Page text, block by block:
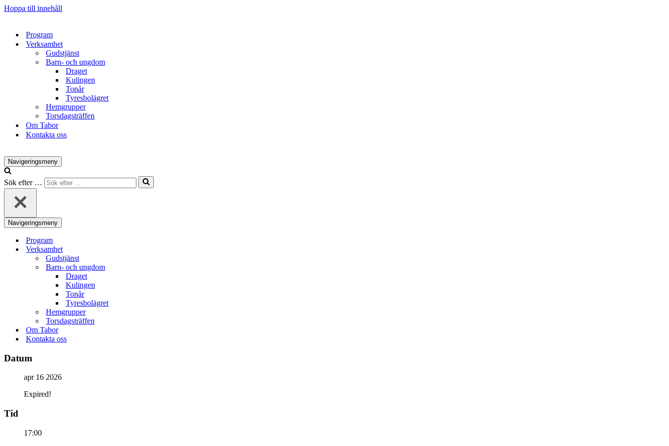
Hoppa till innehåll
Program
Verksamhet
Gudstjänst
Barn- och ungdom
Draget
Kulingen
Tonår
Tyresbolägret
Hemgrupper
Torsdagsträffen
Om Tabor
Kontakta oss
Navigeringsmeny
Sök efter …
Navigeringsmeny
Program
Verksamhet
Gudstjänst
Barn- och ungdom
Draget
Kulingen
Tonår
Tyresbolägret
Hemgrupper
Torsdagsträffen
Om Tabor
Kontakta oss
Datum
apr 16 2026
Expired!
Tid
17:00